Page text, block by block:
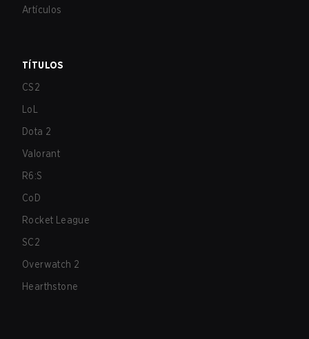
Artículos
TÍTULOS
CS2
LoL
Dota 2
Valorant
R6:S
CoD
Rocket League
SC2
Overwatch 2
Hearthstone